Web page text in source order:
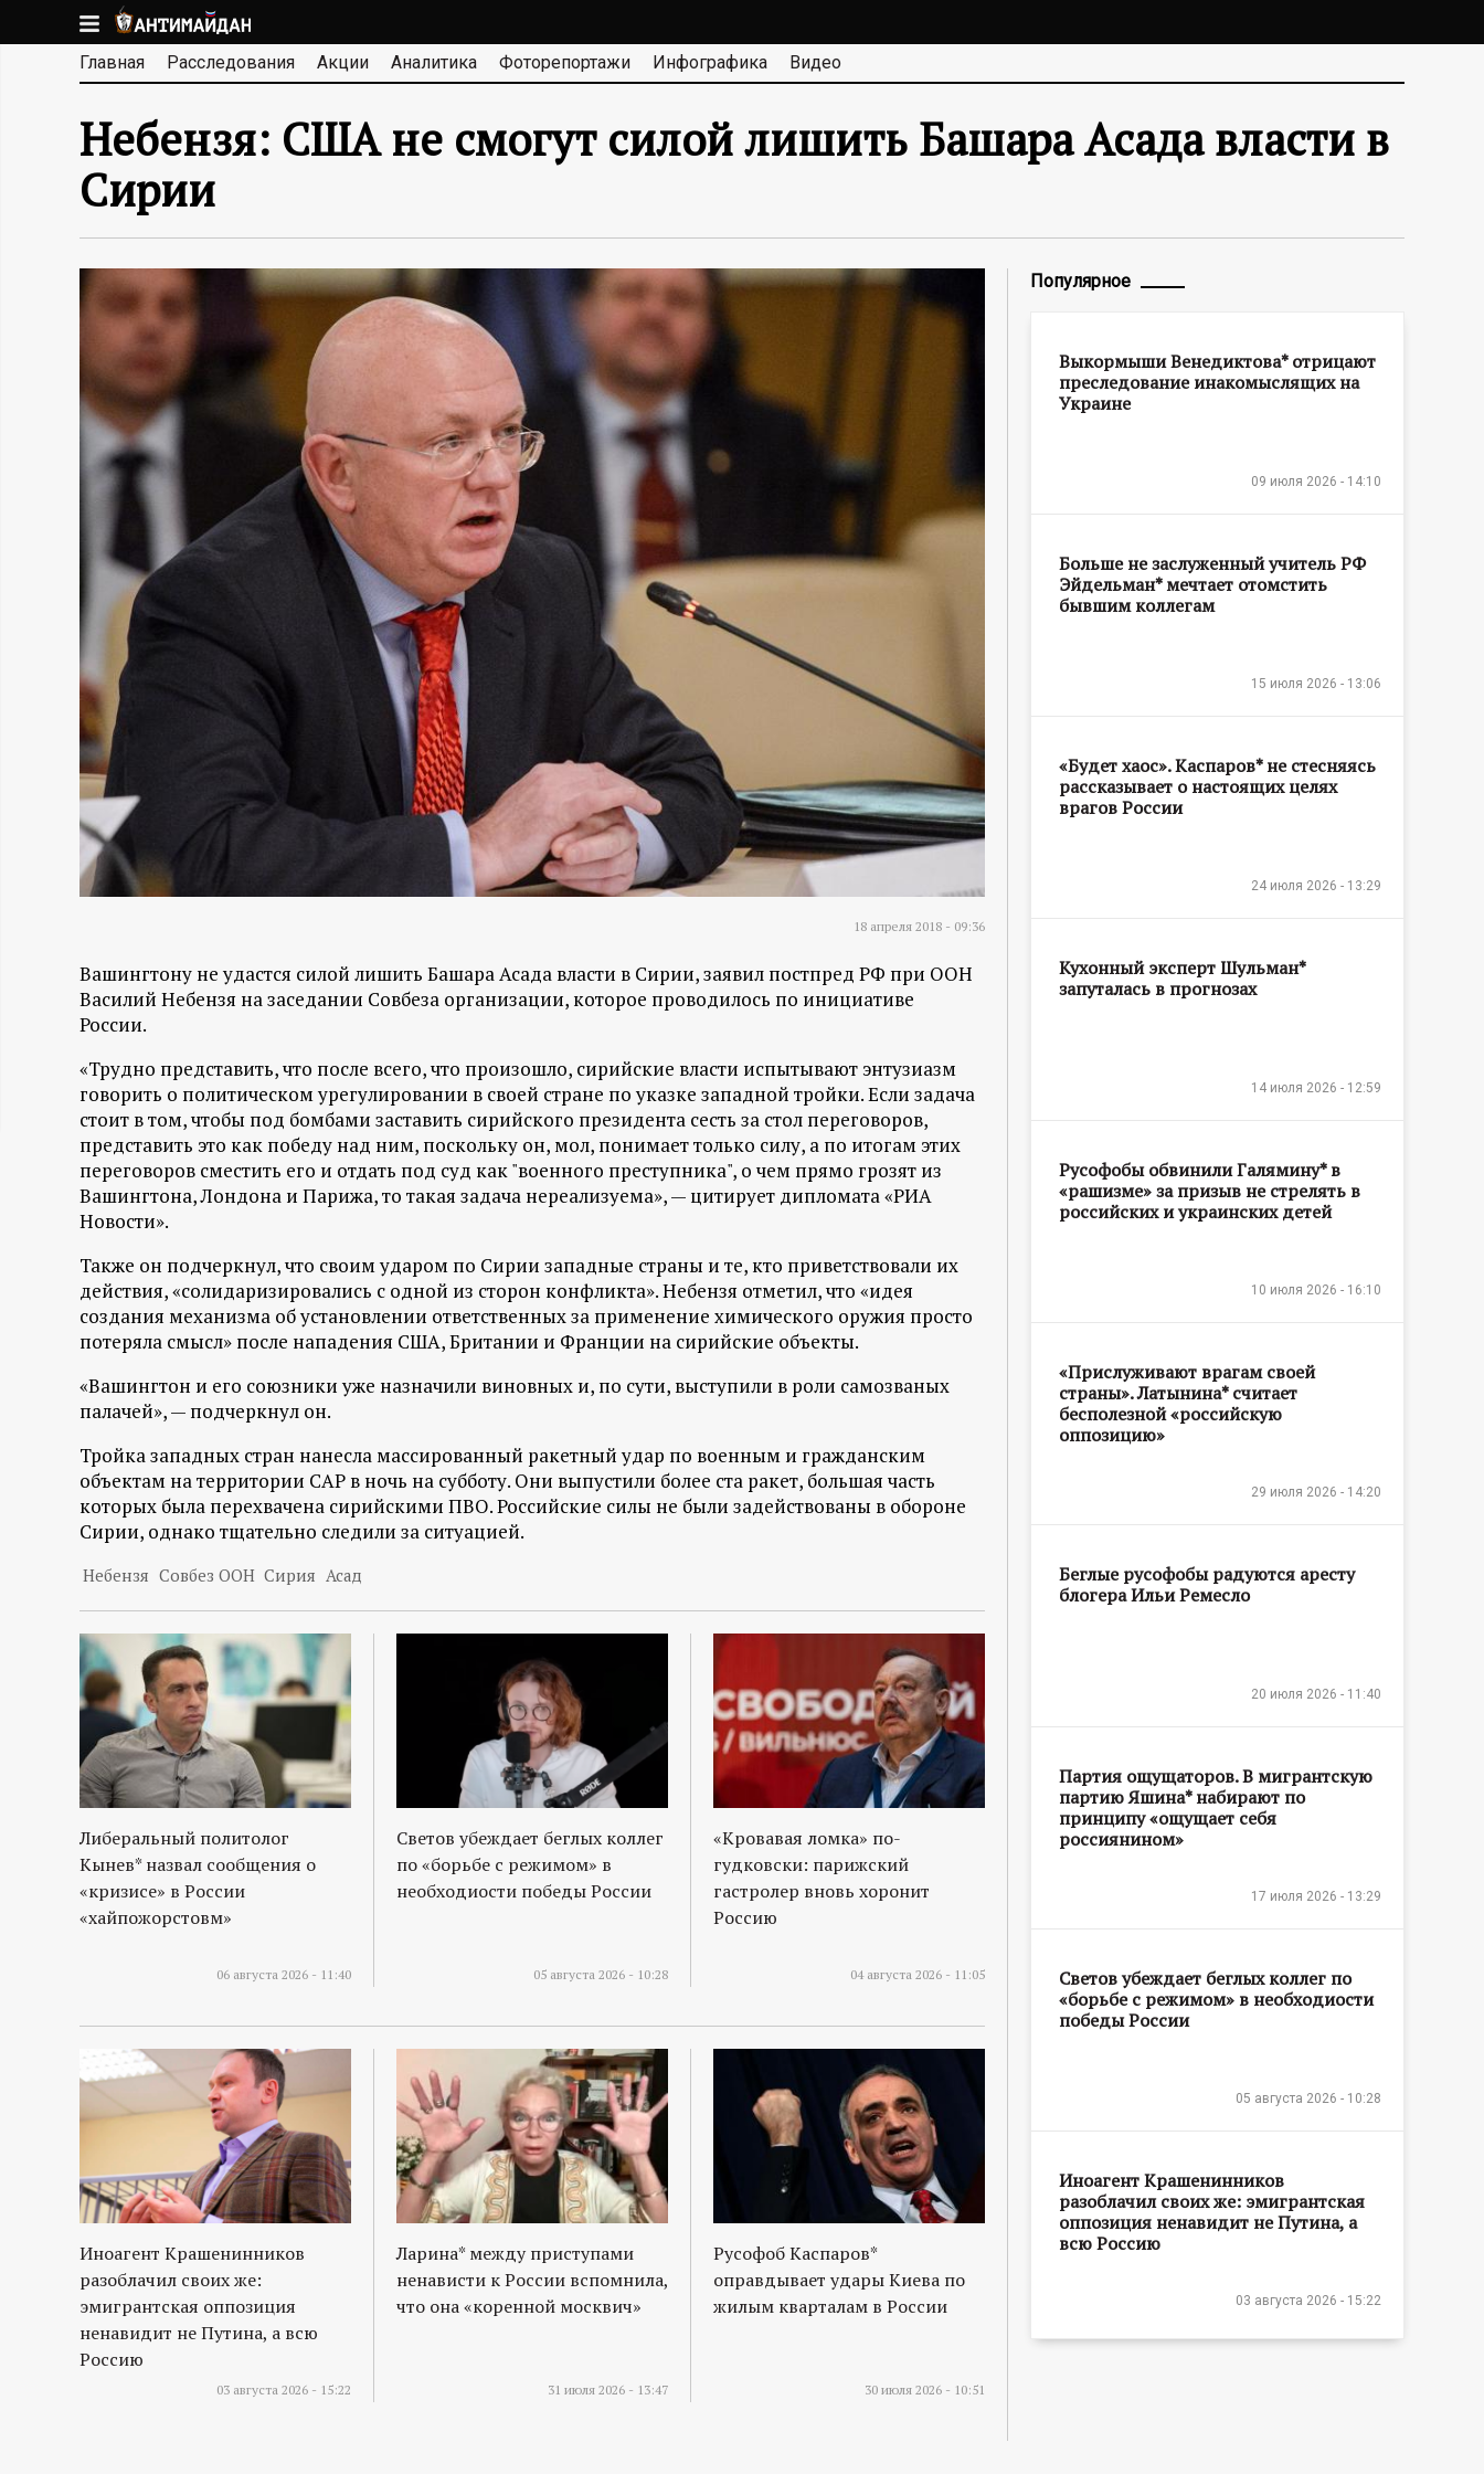
к
основномуА
Н
Т
И
М
Й
Д
А
-
и
н
ф
о
р
а
ц
и
о
н
н
ы
й
п
о
р
т
а
л
Главная Расследования Акции Аналитика Фоторепортажи Инфографика Видео
Небензя: США не смогут силой лишить Башара Асада власти в
Сирии
18 апреля 2018 - 09:36
Вашингтону не удастся силой лишить Башара Асада власти в Сирии, заявил постпред РФ при ООН
Василий Небензя на заседании Совбеза организации, которое проводилось по инициативе
России.
«Трудно представить, что после всего, что произошло, сирийские власти испытывают энтузиазм
говорить о политическом урегулировании в своей стране по указке западной тройки. Если задача
стоит в том, чтобы под бомбами заставить сирийского президента сесть за стол переговоров,
представить это как победу над ним, поскольку он, мол, понимает только силу, а по итогам этих
переговоров сместить его и отдать под суд как "военного преступника", о чем прямо грозят из
Вашингтона, Лондона и Парижа, то такая задача нереализуема», — цитирует дипломата «РИА
Новости».
Также он подчеркнул, что своим ударом по Сирии западные страны и те, кто приветствовали их
действия, «солидаризировались с одной из сторон конфликта». Небензя отметил, что «идея
создания механизма об установлении ответственных за применение химического оружия просто
потеряла смысл» после нападения США, Британии и Франции на сирийские объекты.
«Вашингтон и его союзники уже назначили виновных и, по сути, выступили в роли самозваных
палачей», — подчеркнул он.
Тройка западных стран нанесла массированный ракетный удар по военным и гражданским
объектам на территории САР в ночь на субботу. Они выпустили более ста ракет, большая часть
которых была перехвачена сирийскими ПВО. Российские силы не были задействованы в обороне
Сирии, однако тщательно следили за ситуацией.
Небензя Совбез ООН Сирия Асад
Либеральный политолог
Кынев* назвал сообщения о
«кризисе» в России
«хайпожорстовм»
06 августа 2026 - 11:40
Светов убеждает беглых коллег
по «борьбе с режимом» в
необходиости победы России
05 августа 2026 - 10:28
«Кровавая ломка» по-
гудковски: парижский
гастролер вновь хоронит
Россию
04 августа 2026 - 11:05
Иноагент Крашенинников
разоблачил своих же:
эмигрантская оппозиция
ненавидит не Путина, а всю
Россию
03 августа 2026 - 15:22
Ларина* между приступами
ненависти к России вспомнила,
что она «коренной москвич»
31 июля 2026 - 13:47
Русофоб Каспаров*
оправдывает удары Киева по
жилым кварталам в России
30 июля 2026 - 10:51
Популярное
Выкормыши Венедиктова* отрицают
преследование инакомыслящих на
Украине
09 июля 2026 - 14:10
Больше не заслуженный учитель РФ
Эйдельман* мечтает отомстить
бывшим коллегам
15 июля 2026 - 13:06
«Будет хаос». Каспаров* не стесняясь
рассказывает о настоящих целях
врагов России
24 июля 2026 - 13:29
Кухонный эксперт Шульман*
запуталась в прогнозах
14 июля 2026 - 12:59
Русофобы обвинили Галямину* в
«рашизме» за призыв не стрелять в
российских и украинских детей
10 июля 2026 - 16:10
«Прислуживают врагам своей
страны». Латынина* считает
бесполезной «российскую
оппозицию»
29 июля 2026 - 14:20
Беглые русофобы радуются аресту
блогера Ильи Ремесло
20 июля 2026 - 11:40
Партия ощущаторов. В мигрантскую
партию Яшина* набирают по
принципу «ощущает себя
россиянином»
17 июля 2026 - 13:29
Светов убеждает беглых коллег по
«борьбе с режимом» в необходиости
победы России
05 августа 2026 - 10:28
Иноагент Крашенинников
разоблачил своих же: эмигрантская
оппозиция ненавидит не Путина, а
всю Россию
03 августа 2026 - 15:22